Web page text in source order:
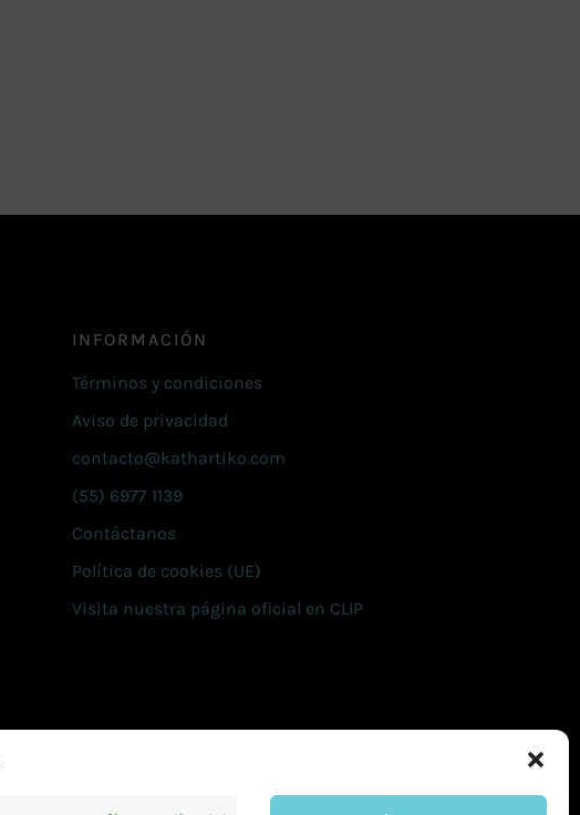
INFORMACIÓN
Términos y condiciones
Aviso de privacidad
contacto@kathartiko.com
(55) 6977 1139
Contáctanos
Política de cookies (UE)
Visita nuestra página oficial en CLIP